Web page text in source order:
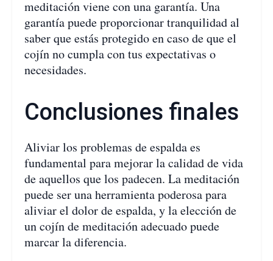
meditación viene con una garantía. Una
garantía puede proporcionar tranquilidad al
saber que estás protegido en caso de que el
cojín no cumpla con tus expectativas o
necesidades.
Conclusiones finales
Aliviar los problemas de espalda es
fundamental para mejorar la calidad de vida
de aquellos que los padecen. La meditación
puede ser una herramienta poderosa para
aliviar el dolor de espalda, y la elección de
un cojín de meditación adecuado puede
marcar la diferencia.